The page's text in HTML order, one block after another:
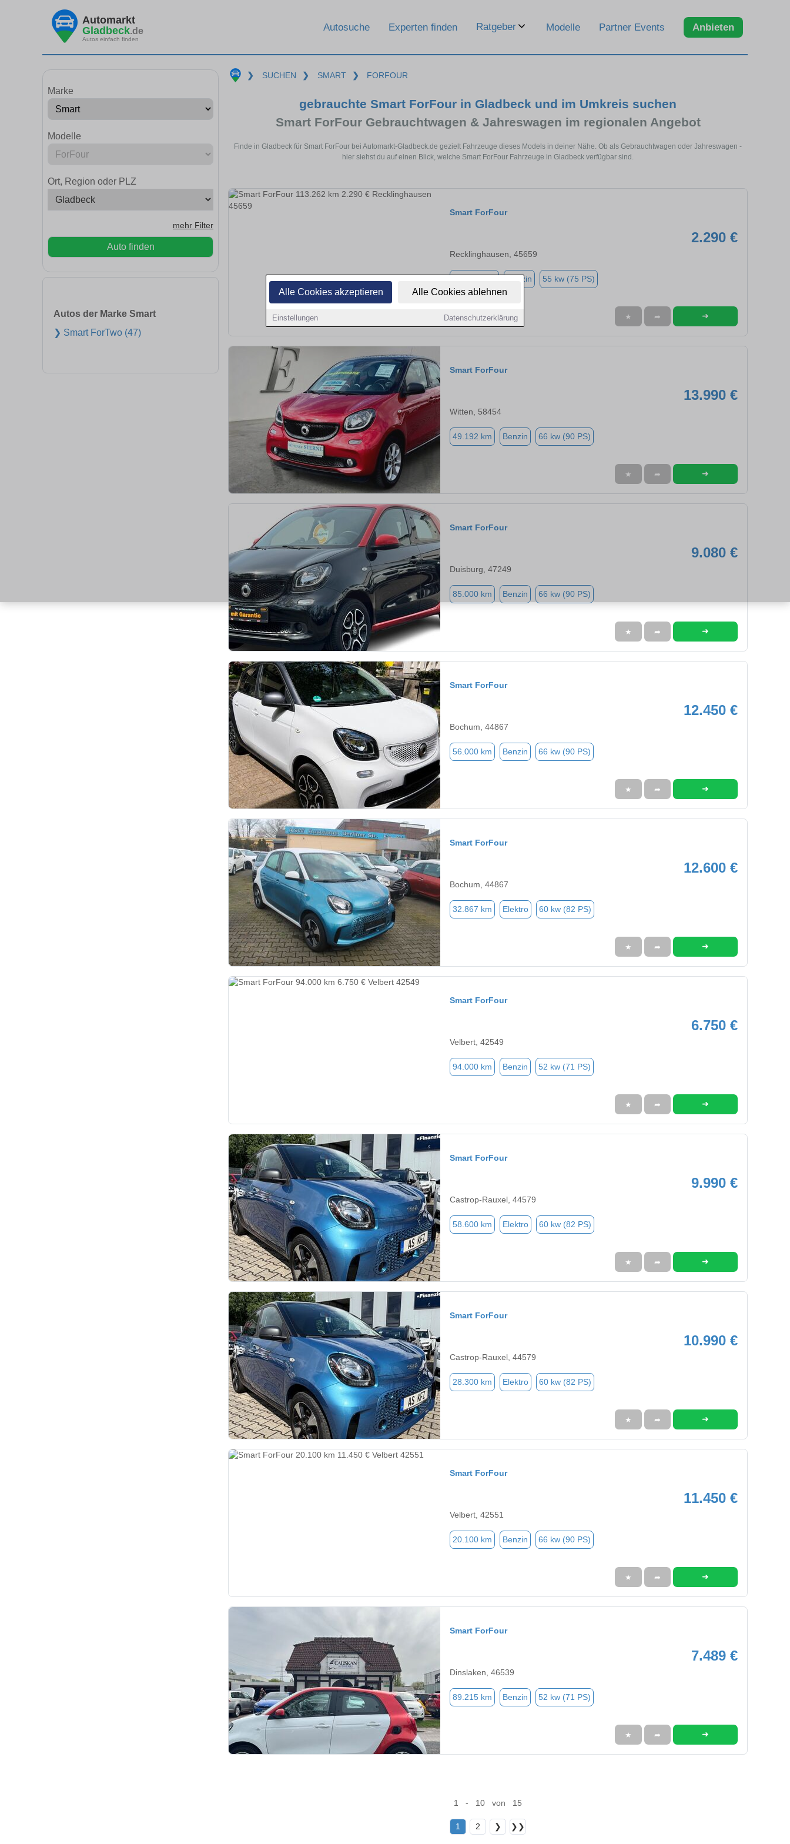
Alle Cookies akzeptieren Alle Cookies ablehnen
Einstellungen Datenschutzerklärung
Automarkt
Gladbeck.de
Autos einfach finden
Autosuche Experten finden Ratgeber Modelle Partner Events Anbieten
Marke
Modelle
Ort, Region oder PLZ
mehr Filter
Auto finden
Autos der Marke Smart
❯ Smart ForTwo (47)
❯ SUCHEN ❯ SMART ❯ FORFOUR
gebrauchte Smart ForFour in Gladbeck und im Umkreis suchen
Smart ForFour Gebrauchtwagen & Jahreswagen im regionalen Angebot
Finde in Gladbeck für Smart ForFour bei Automarkt-Gladbeck.de gezielt Fahrzeuge dieses Models in deiner Nähe. Ob als Gebrauchtwagen oder Jahreswagen -
hier siehst du auf einen Blick, welche Smart ForFour Fahrzeuge in Gladbeck verfügbar sind.
Smart ForFour
2.290 €
Recklinghausen, 45659
Benzin 55 kw (75 PS)
★ ➦ ➜
Smart ForFour
13.990 €
Witten, 58454
49.192 km Benzin 66 kw (90 PS)
★ ➦ ➜
Smart ForFour
9.080 €
Duisburg, 47249
85.000 km Benzin 66 kw (90 PS)
★ ➦ ➜
Smart ForFour
12.450 €
Bochum, 44867
56.000 km Benzin 66 kw (90 PS)
★ ➦ ➜
Smart ForFour
12.600 €
Bochum, 44867
32.867 km Elektro 60 kw (82 PS)
★ ➦ ➜
Smart ForFour
6.750 €
Velbert, 42549
94.000 km Benzin 52 kw (71 PS)
★ ➦ ➜
Smart ForFour
9.990 €
Castrop-Rauxel, 44579
58.600 km Elektro 60 kw (82 PS)
★ ➦ ➜
Smart ForFour
10.990 €
Castrop-Rauxel, 44579
28.300 km Elektro 60 kw (82 PS)
★ ➦ ➜
Smart ForFour
11.450 €
Velbert, 42551
20.100 km Benzin 66 kw (90 PS)
★ ➦ ➜
Smart ForFour
7.489 €
Dinslaken, 46539
89.215 km Benzin 52 kw (71 PS)
★ ➦ ➜
1 - 10 von 15
1 2 ❯ ❯❯